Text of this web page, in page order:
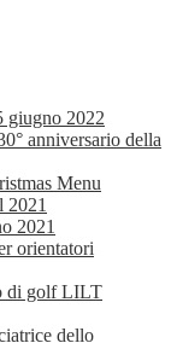
giugno 2022
anniversario della
Menu
2021
2021
orientatori
di golf LILT
dello